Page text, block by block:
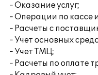
- Оказание услуг;
- Операции по кассе
- Расчеты с
- Учет основных
- Учет ТМЦ;
- Расчеты по оплате